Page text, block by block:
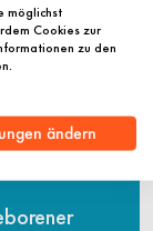
möglichst
Cookies zur
zu den
ändern